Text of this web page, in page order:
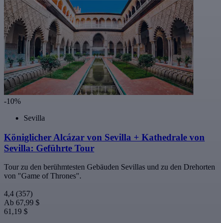
-10%
Sevilla
Königlicher Alcázar von Sevilla + Kathedrale von
Sevilla: Geführte Tour
Tour zu den berühmtesten Gebäuden Sevillas und zu den Drehorten
von "Game of Thrones".
4,4 (357)
Ab 67,99 $
61,19 $